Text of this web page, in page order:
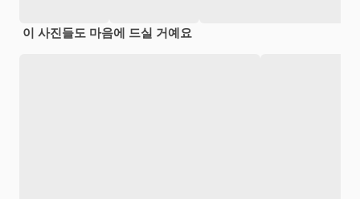
이 사진들도 마음에 드실 거예요